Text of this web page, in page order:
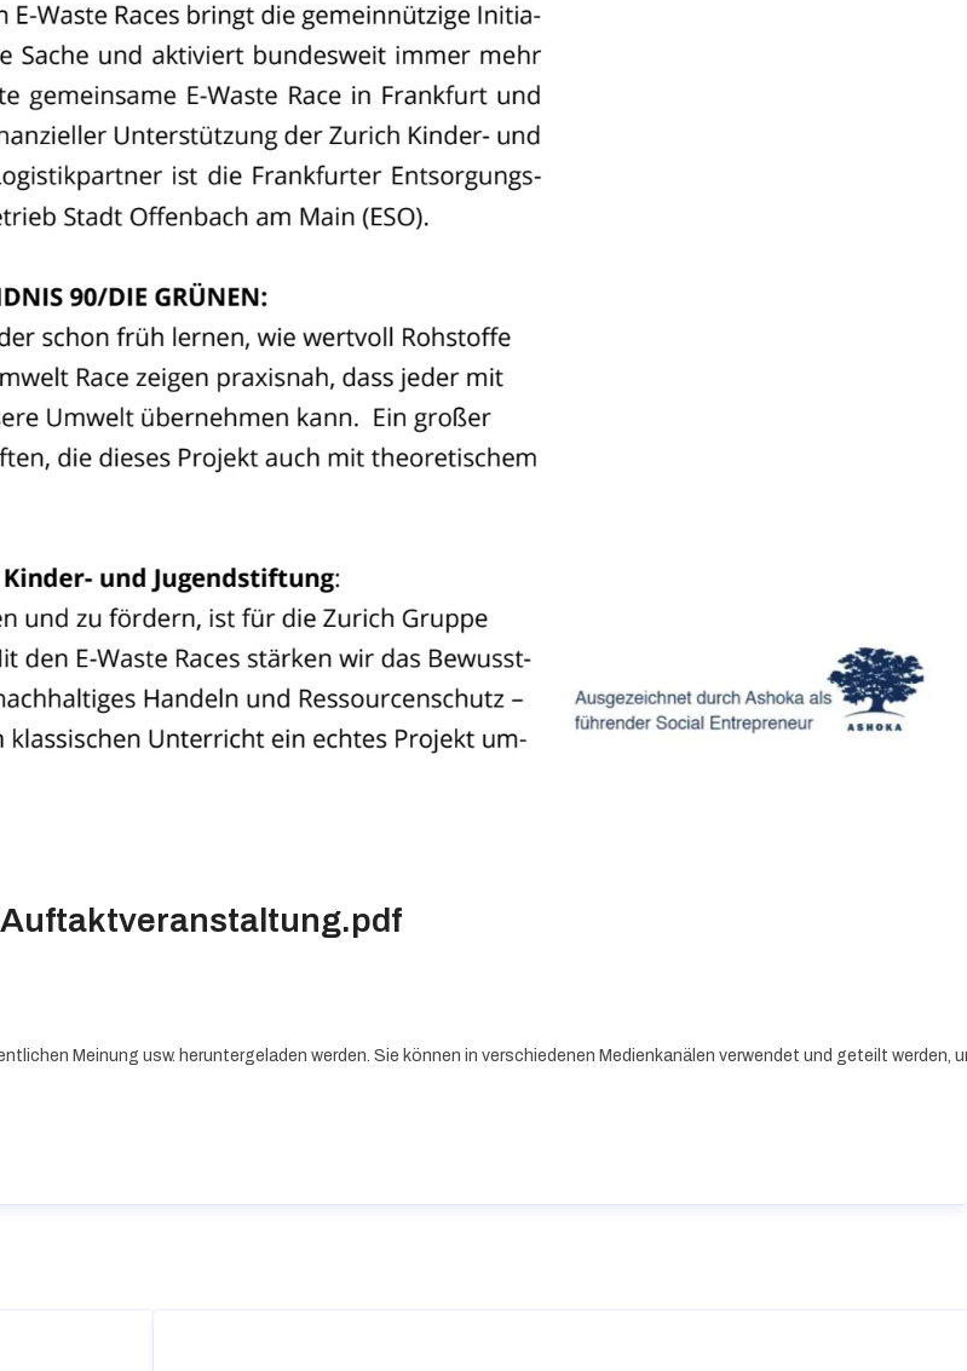
Meinung usw. heruntergeladen werden. Sie können in verschiedenen Medienkanälen verwendet und geteilt